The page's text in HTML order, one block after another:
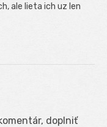
ale lieta ich uz len
doplniť